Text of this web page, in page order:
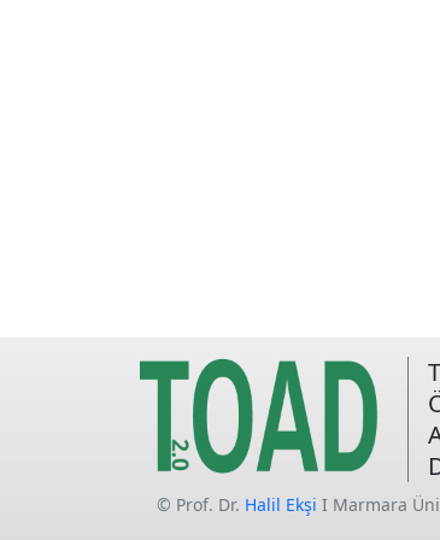
© Prof. Dr. Halil Ekşi I Marmara